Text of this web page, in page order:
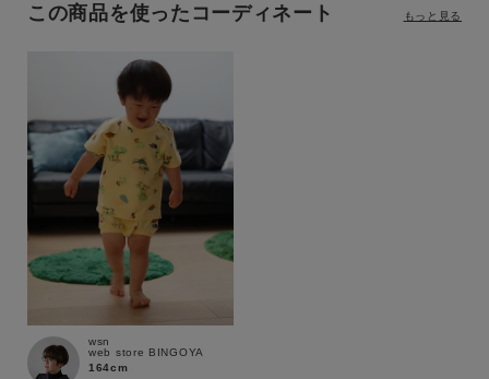
この商品を使ったコーディネート
wsn
web store BINGOYA
164cm
もっと見る